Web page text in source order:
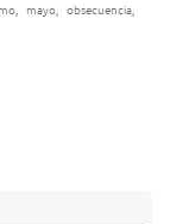
, mayo,obsecuencia,